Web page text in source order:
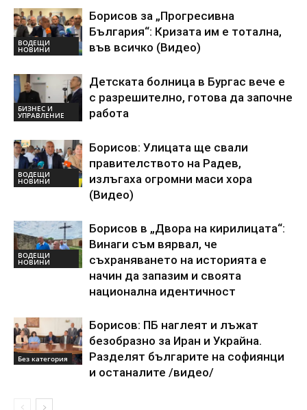
ВОДЕЩИ
НОВИНИ
Борисов за „Прогресивна
България“: Кризата им е тотална,
във всичко (Видео)
БИЗНЕС И
УПРАВЛЕНИЕ
Детската болница в Бургас вече е
с разрешително, готова да започне
работа
ВОДЕЩИ
НОВИНИ
Борисов: Улицата ще свали
правителството на Радев,
излъгаха огромни маси хора
(Видео)
ВОДЕЩИ
НОВИНИ
Борисов в „Двора на кирилицата“:
Винаги съм вярвал, че
съхраняването на историята е
начин да запазим и своята
национална идентичност
Без категория
Борисов: ПБ наглеят и лъжат
безобразно за Иран и Украйна.
Разделят българите на софиянци
и останалите /видео/